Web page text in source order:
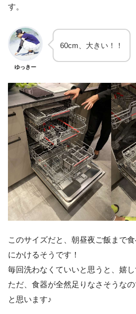
す。
ゆっきー
60cm、大きい！！
このサイズだと、朝昼夜ご飯まで
にかけるそうです！
毎回洗わなくていいと思うと、嬉
ただ、食器が全然足りなさそうな
と思います♪